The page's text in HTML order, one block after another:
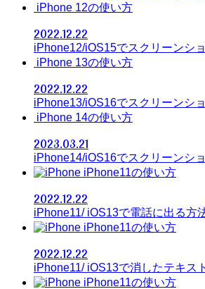
iPhone 12の使い方
2022.12.22
iPhone12/iOS15でスクリーンシ
iPhone 13の使い方
2022.12.22
iPhone13/iOS16でスクリーンシ
iPhone 14の使い方
2023.03.21
iPhone14/iOS16でスクリーンシ
iPhone11の使い方
2022.12.22
iPhone11/ iOS13で電話に出る方
iPhone11の使い方
2022.12.22
iPhone11/ iOS13で消したテキス
iPhone11の使い方